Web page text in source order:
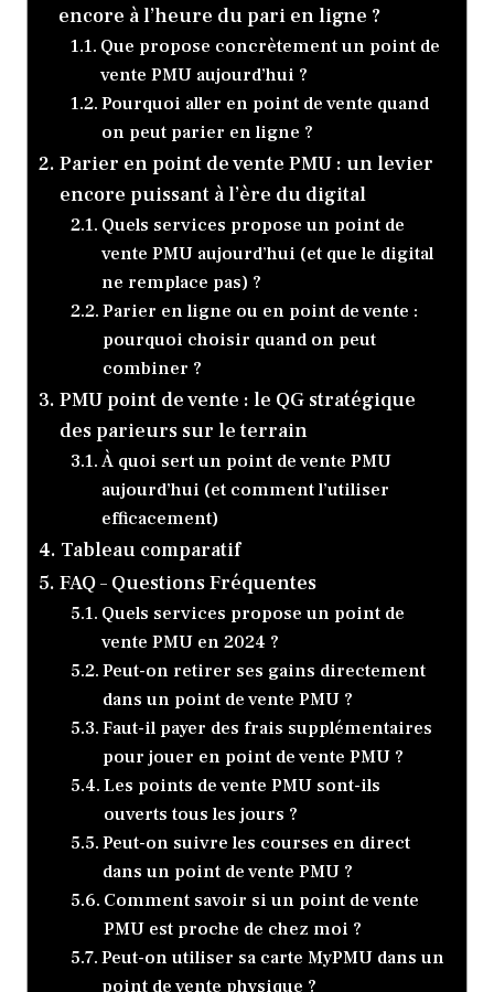
encore à l’heure du pari en ligne ?
Que propose concrètement un point de
vente PMU aujourd’hui ?
Pourquoi aller en point de vente quand
on peut parier en ligne ?
Parier en point de vente PMU : un levier
encore puissant à l’ère du digital
Quels services propose un point de
vente PMU aujourd’hui (et que le digital
ne remplace pas) ?
Parier en ligne ou en point de vente :
pourquoi choisir quand on peut
combiner ?
PMU point de vente : le QG stratégique
des parieurs sur le terrain
À quoi sert un point de vente PMU
aujourd’hui (et comment l’utiliser
efficacement)
Tableau comparatif
FAQ – Questions Fréquentes
Quels services propose un point de
vente PMU en 2024 ?
Peut-on retirer ses gains directement
dans un point de vente PMU ?
Faut-il payer des frais supplémentaires
pour jouer en point de vente PMU ?
Les points de vente PMU sont-ils
ouverts tous les jours ?
Peut-on suivre les courses en direct
dans un point de vente PMU ?
Comment savoir si un point de vente
PMU est proche de chez moi ?
Peut-on utiliser sa carte MyPMU dans un
point de vente physique ?